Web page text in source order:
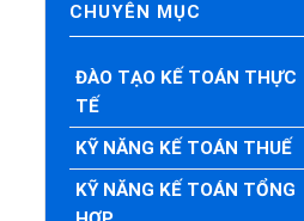
CHUYÊN MỤC
ĐÀO TẠO KẾ TOÁN THỰC
TẾ
KỸ NĂNG KẾ TOÁN THUẾ
KỸ NĂNG KẾ TOÁN TỔNG